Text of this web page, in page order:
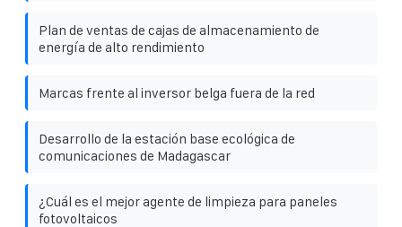
Plan de ventas de cajas de almacenamiento de
energía de alto rendimiento
Marcas frente al inversor belga fuera de la red
Desarrollo de la estación base ecológica de
comunicaciones de Madagascar
¿Cuál es el mejor agente de limpieza para paneles
fotovoltaicos